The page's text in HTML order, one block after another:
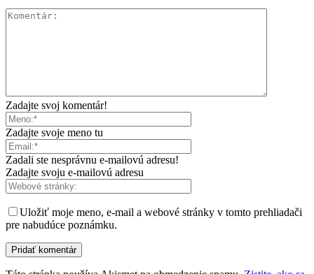
Zadajte svoj komentár!
Zadajte svoje meno tu
Zadali ste nesprávnu e-mailovú adresu!
Zadajte svoju e-mailovú adresu
Uložiť moje meno, e-mail a webové stránky v tomto prehliadači
pre nabudúce poznámku.